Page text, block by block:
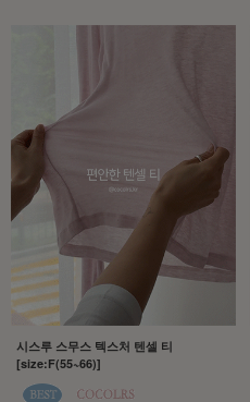
시스루 스무스 텍스처 텐셀 티
[size:F(55~66)]